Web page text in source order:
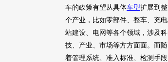
车的政策有望从具体车型扩展到整
个产业，比如零部件、整车、充电
站建设、电网等各个领域，涉及科
技、产业、市场等方方面面。而随
着管理系统、准入标准、检测手段